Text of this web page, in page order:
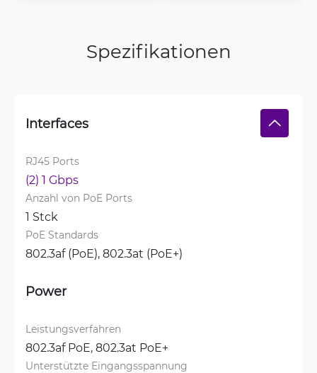
Spezifikationen
Interfaces
RJ45 Ports
(2) 1 Gbps
Anzahl von PoE Ports
1 Stck
PoE Standards
802.3af (PoE), 802.3at (PoE+)
Power
Leistungsverfahren
802.3af PoE, 802.3at PoE+
Unterstützte Eingangsspannung